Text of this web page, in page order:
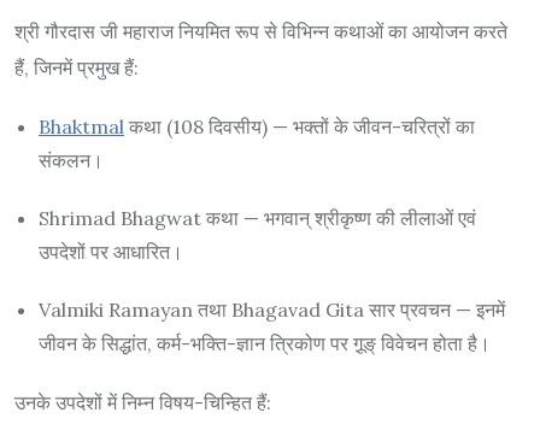
श्री गौरदास जी महाराज नियमित रूप से विभिन्न कथाओं का आयोजन करते
हैं, जिनमें प्रमुख हैं:
Bhaktmal कथा (108 दिवसीय) — भक्तों के जीवन-चरित्रों का
संकलन।
Shrimad Bhagwat कथा — भगवान् श्रीकृष्ण की लीलाओं एवं
उपदेशों पर आधारित।
Valmiki Ramayan तथा Bhagavad Gita सार प्रवचन — इनमें
जीवन के सिद्धांत, कर्म-भक्ति-ज्ञान त्रिकोण पर गू़ङ् विवेचन होता है।
उनके उपदेशों में निम्न विषय-चिन्हित हैं: